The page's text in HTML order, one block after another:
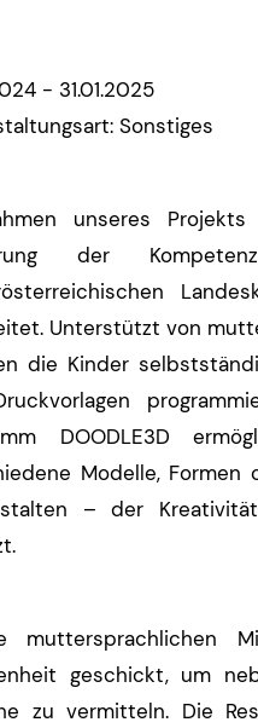
- 31.01.2025
Sonstiges
unseres
der
Unterstützt von
die Kinder
DOODLE3D
Modelle, Formen
– der
muttersprachlichen
geschickt, um
zu vermitteln. Die